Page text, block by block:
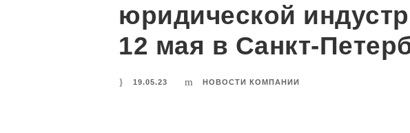
юридической
12 мая в Санкт-
19.05.23 НОВОСТИ КОМПАНИИ